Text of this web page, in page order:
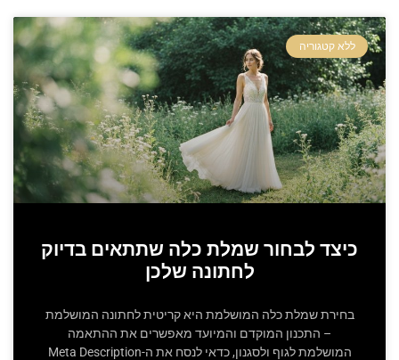
ללא קטגוריה
כיצד לבחור שמלת כלה שתתאים בדיוק
לחתונה שלכן
בחירת שמלת כלה המושלמת היא קריטית לחתונה המושלמת
– התכנון המוקדם והמיועד מאפשרים את ההתאמה
המושלמת לגוף ולסגנון, כדאי לנסח את ה-Meta Description